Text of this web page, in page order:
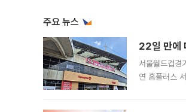
주요 뉴스
22일 만에
서울월드컵
연 홈플러스